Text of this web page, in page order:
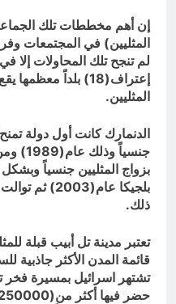
إن أهم مخططات تلك
المثليين) في المجتمعات
إعتراف(18) بلداً
المثليين.
الدنمارك كانت أول دولة
جنسياً
بلجيكا
ذلك.
تعتبر مدينة تل أبيب قبلة
تشتهر اسرائيل بمسيرة فخر